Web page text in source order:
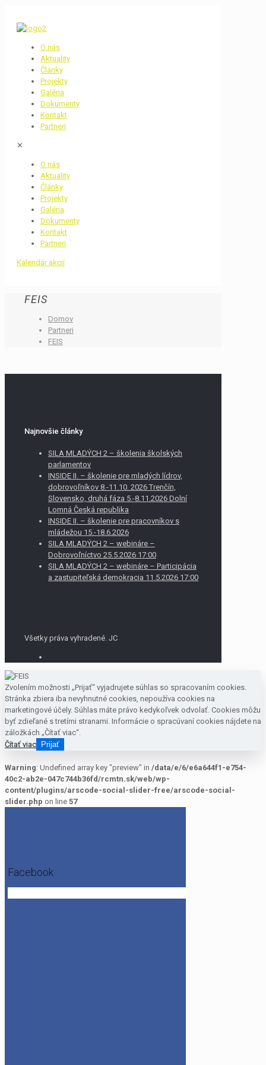
O nás
Aktuality
Články
Projekty
Galéria
Dokumenty
Kontakt
Partneri
✕
O nás
Aktuality
Články
Projekty
Galéria
Dokumenty
Kontakt
Partneri
Kalendár akcií
FEIS
Domov
Partneri
FEIS
Najnovšie články
SILA MLADÝCH 2 – školenia školských
parlamentov
INSIDE II. – školenie pre mladých lídrov,
dobrovoľníkov 8.-11.10. 2026 Trenčín,
Slovensko, druhá fáza 5.-8.11.2026 Dolní
Lomná Česká republika
INSIDE II. – školenie pre pracovníkov s
mládežou 15.-18.6.2026
SILA MLADÝCH 2 – webináre –
Dobrovoľníctvo 25.5.2026 17:00
SILA MLADÝCH 2 – webináre – Participácia
a zastupiteľská demokracia 11.5.2026 17:00
Všetky práva vyhradené. JC
Zvolením možnosti „Prijať“ vyjadrujete súhlas so spracovaním cookies.
Stránka zbiera iba nevyhnutné cookies, nepoužíva cookies na
marketingové účely. Súhlas máte právo kedykoľvek odvolať. Cookies môžu
byť zdieľané s tretími stranami. Informácie o spracúvaní cookies nájdete na
záložkách „Čítať viac“.
Čítať viac Prijať
Warning: Undefined array key "preview" in /data/e/6/e6a644f1-e754-
40c2-ab2e-047c744b36fd/rcmtn.sk/web/wp-
content/plugins/arscode-social-slider-free/arscode-social-
slider.php on line 57
Facebook